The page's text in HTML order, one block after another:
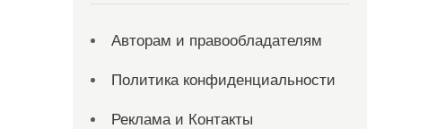
Авторам и правообладателям
Политика конфиденциальности
Реклама и Контакты